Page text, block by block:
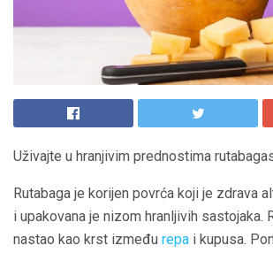
Uživajte u hranjivim prednostima
Rutabaga je korijen povrća koji je zdrava
i upakovana je nizom hranljivih sastojaka.
nastao kao krst između repa i kupusa.